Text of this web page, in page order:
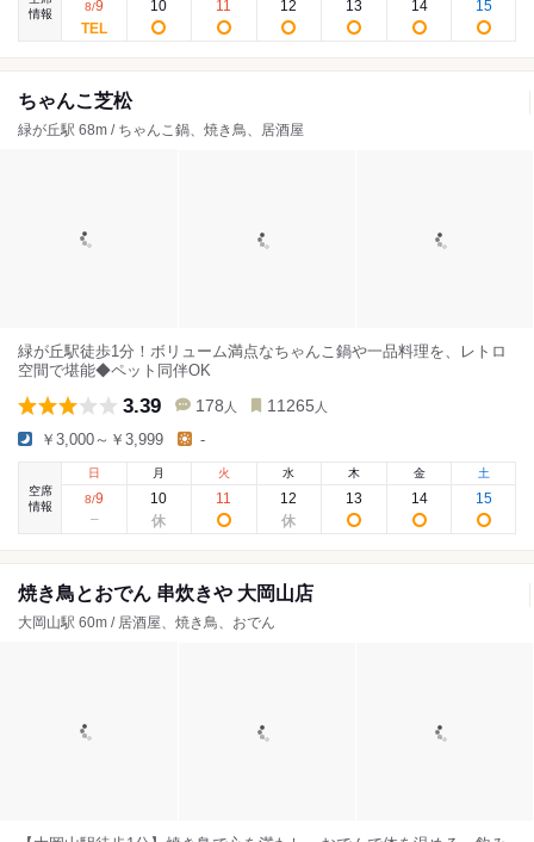
情報
8/9 10 11 12 13 14 15
ちゃんこ芝松
緑が丘駅 68m / ちゃんこ鍋、焼き鳥、居酒屋
緑が丘駅徒歩1分！ボリューム満点なちゃんこ鍋や一品料理を、レトロ
空間で堪能◆ペット同伴OK
3.39 178 人 11265 人
￥3,000～￥3,999 -
空席
情報
日
8/9
月
10
火
11
水
12
木
13
金
14
土
15
焼き鳥とおでん 串炊きや 大岡山店
大岡山駅 60m / 居酒屋、焼き鳥、おでん